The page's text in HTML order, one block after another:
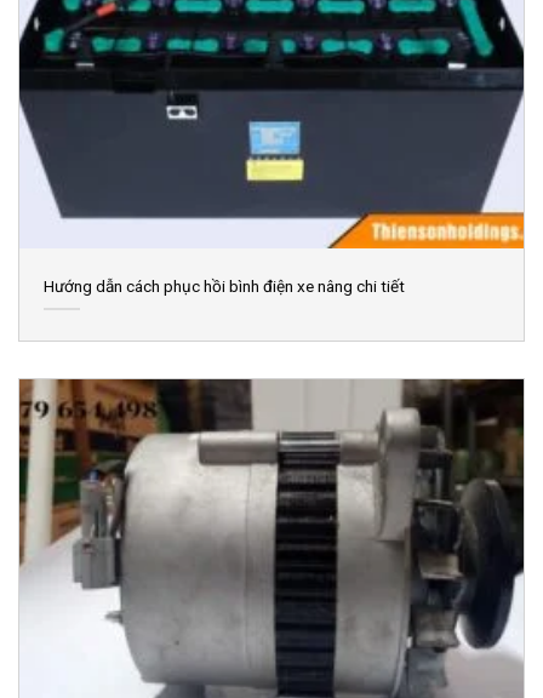
Hướng dẫn cách phục hồi bình điện xe nâng chi tiết